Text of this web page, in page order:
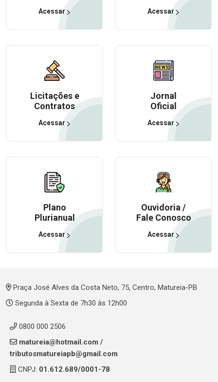
Acessar Acessar
Licitações e
Contratos
Acessar
Jornal
Oficial
Acessar
Plano
Plurianual
Acessar
Ouvidoria /
Fale Conosco
Acessar
Praça José Alves da Costa Neto, 75, Centro, Matureia-PB
Segunda à Sexta de 7h30 às 12h00
0800 000 2506
matureia@hotmail.com /
tributosmatureiapb@gmail.com
CNPJ: 01.612.689/0001-78